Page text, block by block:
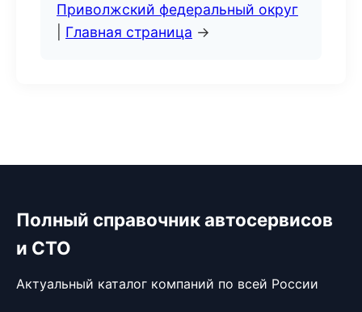
Приволжский федеральный округ
Главная страница →
Полный справочник автосервисов
и СТО
Актуальный каталог компаний по всей России